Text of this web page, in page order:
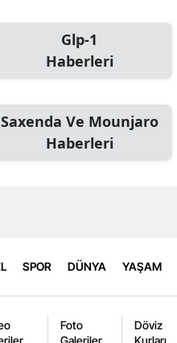
Glp-1
Haberleri
Saxenda Ve Mounjaro
Haberleri
SPOR DÜNYA YAŞAM
Foto
Galeriler
Döviz
Kurları